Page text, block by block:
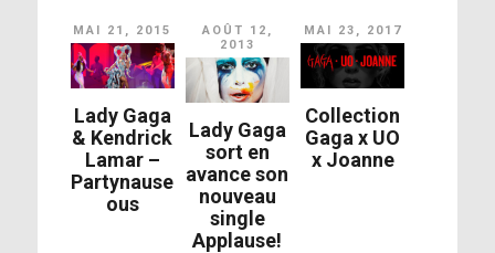
MAI 21, 2015
Lady Gaga
& Kendrick
Lamar –
Partynause
ous
AOÛT 12,
2013
Lady Gaga
sort en
avance son
nouveau
single
Applause!
MAI 23, 2017
Collection
Gaga x UO
x Joanne